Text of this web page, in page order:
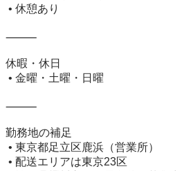
⸻
休暇・休日
⸻
勤務地の補足